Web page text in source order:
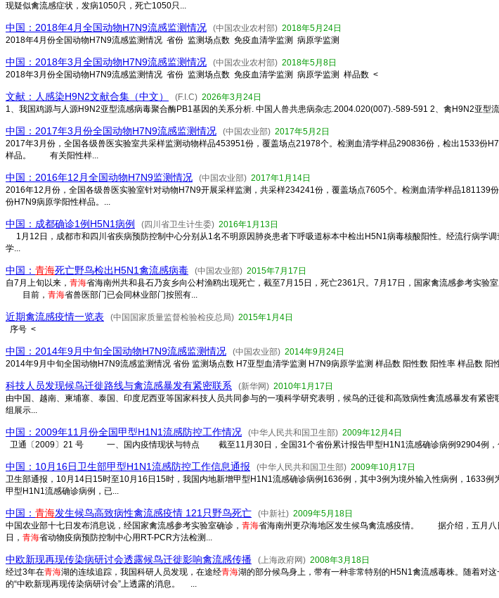
现疑似禽流感症状，发病1050只，死亡1050只...
中国：2018年4月全国动物H7N9流感监测情况 (中国农业农村部) 2018年5月24日
2018年4月份全国动物H7N9流感监测情况 省份 监测场点数 免疫血清学监测 病原学监测
中国：2018年3月全国动物H7N9流感监测情况 (中国农业农村部) 2018年5月8日
2018年3月份全国动物H7N9流感监测情况 省份 监测场点数 免疫血清学监测 病原学监测 样品数 <
文献：人感染H9N2文献合集（中文） (F.I.C) 2026年3月24日
1、我国鸡源与人源H9N2亚型流感病毒聚合酶PB1基因的关系分析. 中国人兽共患病杂志.2004.020(007).-589-591 2、禽H9N2亚型
中国：2017年3月份全国动物H7N9流感监测情况 (中国农业部) 2017年5月2日
2017年3月份，全国各级兽医实验室共采样监测动物样品453951份，覆盖场点21978个。检测血清学样品290836份，检出1533份
样品。 有关阳性样...
中国：2016年12月全国动物H7N9监测情况 (中国农业部) 2017年1月14日
2016年12月份，全国各级兽医实验室针对动物H7N9开展采样监测，共采样234241份，覆盖场点7605个。检测血清学样品181139
份H7N9病原学阳性样品。...
中国：成都确诊1例H5N1病例 (四川省卫生计生委) 2016年1月13日
1月12日，成都市和四川省疾病预防控制中心分别从1名不明原因肺炎患者下呼吸道标本中检出H5N1病毒核酸阳性。经流行病学
学...
中国： 青海死亡野鸟检出H5N1禽流感病毒 (中国农业部) 2015年7月17日
自7月上旬以来， 青海省海南州共和县石乃亥乡向公村渔鸥出现死亡，截至7月15日，死亡2361只。7月17日，国家禽流感参考实验
目前， 青海省兽医部门已会同林业部门按照有...
近期禽流感疫情一览表 (中国国家质量监督检验检疫总局) 2015年1月4日
序号 <
中国：2014年9月中旬全国动物H7N9流感监测情况 (中国农业部) 2014年9月24日
2014年9月中旬全国动物H7N9流感监测情况 省份 监测场点数 H7亚型血清学监测 H7N9病原学监测 样品数 阳性数 阳性率 样品数 阳
科技人员发现候鸟迁徙路线与禽流感暴发有紧密联系 (新华网) 2010年1月17日
由中国、越南、柬埔寨、泰国、印度尼西亚等国家科技人员共同参与的一项科学研究表明，候鸟的迁徙和高致病性禽流感暴发有
组展示...
中国：2009年11月份全国甲型H1N1流感防控工作情况 (中华人民共和国卫生部) 2009年12月4日
卫通〔2009〕21 号 一、国内疫情现状与特点 截至11月30日，全国31个省份累计报告甲型H1N1流感确诊病例92904例，
中国：10月16日卫生部甲型H1N1流感防控工作信息通报 (中华人民共和国卫生部) 2009年10月17日
卫生部通报，10月14日15时至10月16日15时，我国内地新增甲型H1N1流感确诊病例1636例，其中3例为境外输入性病例，1633
甲型H1N1流感确诊病例，已...
中国： 青海发生候鸟高致病性禽流感疫情 121只野鸟死亡 (中新社) 2009年5月18日
中国农业部十七日发布消息说，经国家禽流感参考实验室确诊， 青海省海南州更尕海地区发生候鸟禽流感疫情。 据介绍，五月八
日， 青海省动物疫病预防控制中心用RT-PCR方法检测...
中欧新现再现传染病研讨会透露候鸟迁徙影响禽流感传播 (上海政府网) 2008年3月18日
经过3年在青海湖的连续追踪，我国科研人员发现，在途经青海湖的部分候鸟身上，带有一种非常特别的H5N1禽流感毒株。随着对
的“中欧新现再现传染病研讨会”上透露的消息。 ...